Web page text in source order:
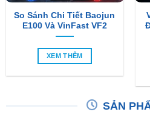
So Sánh Chi Tiết Baojun
E100 Và VinFast VF2
XEM THÊM
SẢN